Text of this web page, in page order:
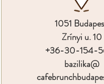
1051
Zrínyi u. 10
+36-30-154-
bazilika@